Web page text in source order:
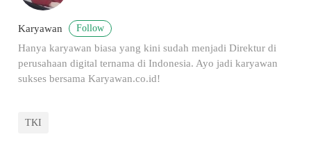
Karyawan Follow
Hanya karyawan biasa yang kini sudah menjadi Direktur di
perusahaan digital ternama di Indonesia. Ayo jadi karyawan
sukses bersama Karyawan.co.id!
TKI